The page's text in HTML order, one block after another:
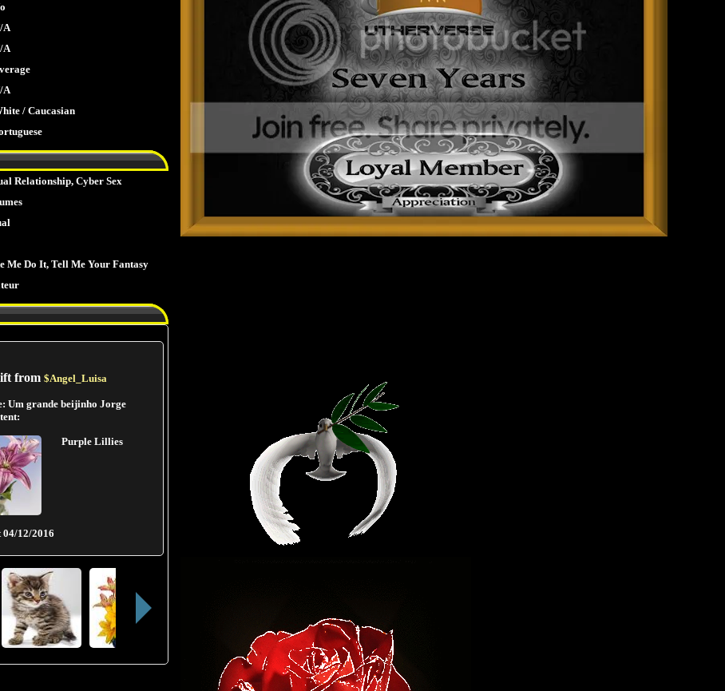
A
A
A
/ Caucasian
Relationship, Cyber Sex
Me Do It, Tell Me Your Fantasy
from $Angel_Luisa
Um grande beijinho Jorge
Purple Lillies
04/12/2016